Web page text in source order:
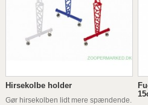
Hirsekolbe holder
Gør hirsekolben lidt mere spændende.